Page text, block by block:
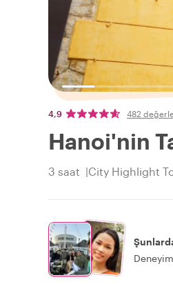
4,9 482
Hanoi'nin
3 saat City Highlight